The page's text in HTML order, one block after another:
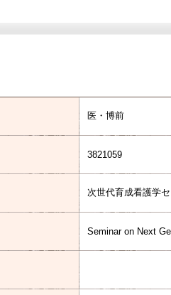
医・博前
3821059
次世代育成看護学
Seminar on Next